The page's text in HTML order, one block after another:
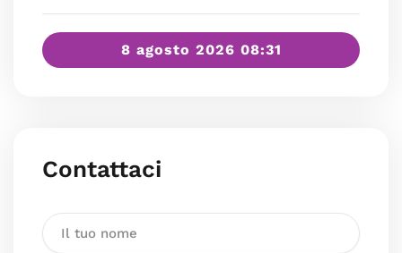
8 agosto 2026 08:31
Contattaci